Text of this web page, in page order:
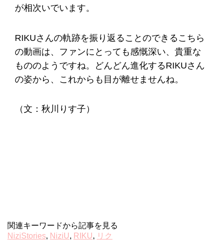
が相次いでいます。
RIKUさんの軌跡を振り返ることのできるこちら
の動画は、ファンにとっても感慨深い、貴重な
もののようですね。どんどん進化するRIKUさん
の姿から、これからも目が離せませんね。
（文：秋川りす子）
関連キーワードから記事を見る
NiziStories, NiziU, RIKU, リク